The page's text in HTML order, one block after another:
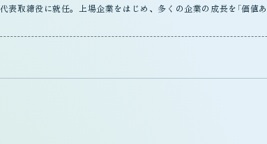
表取締役に就任。上場企業をはじめ、多くの企業の成長を「価値